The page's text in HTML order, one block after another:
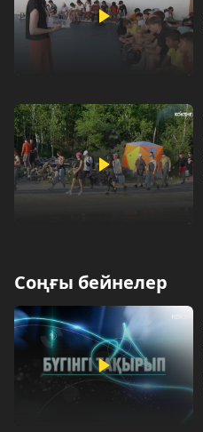
Соңғы бейнелер